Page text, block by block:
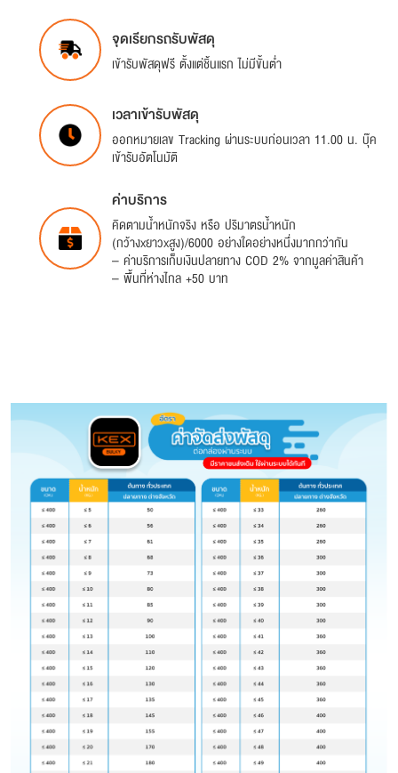
จุดเรียกรถรับพัสดุ
เข้ารับพัสดุฟรี ตั้งแต่ชิ้นแรก ไม่มีขั้นต่ำ
เวลาเข้ารับพัสดุ
ออกหมายเลข Tracking ผ่านระบบก่อนเวลา 11.00 น. บุ๊ค
เข้ารับอัตโนมัติ
ค่าบริการ
คิดตามน้ำหนักจริง หรือ ปริมาตรน้ำหนัก
(กว้างxยาวxสูง)/6000 อย่างใดอย่างหนึ่งมากกว่ากัน
– ค่าบริการเก็บเงินปลายทาง COD 2% จากมูลค่าสินค้า
– พื้นที่ห่างไกล +50 บาท